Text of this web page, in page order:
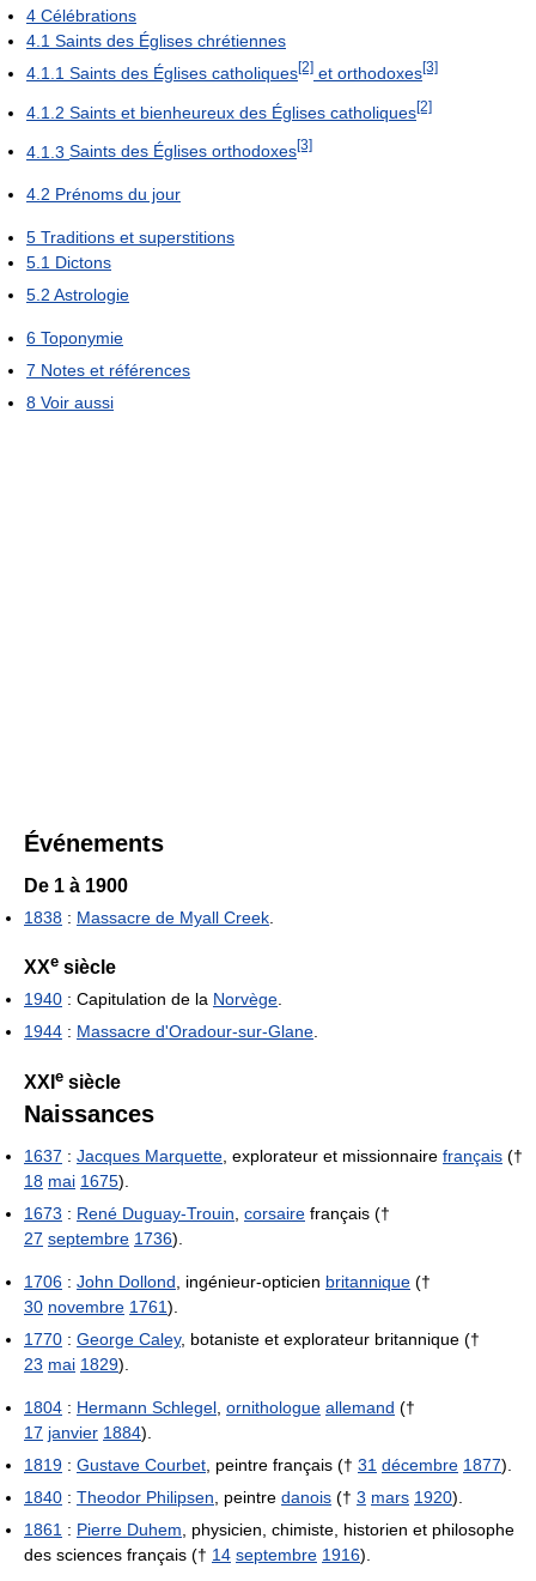
4 Célébrations
4.1 Saints des Églises chrétiennes
4.1.1 Saints des Églises catholiques[2] et orthodoxes[3]
4.1.2 Saints et bienheureux des Églises catholiques[2]
4.1.3 Saints des Églises orthodoxes[3]
4.2 Prénoms du jour
5 Traditions et superstitions
5.1 Dictons
5.2 Astrologie
6 Toponymie
7 Notes et références
8 Voir aussi
Événements
De 1 à 1900
1838 : Massacre de Myall Creek
XXe siècle
1940 : Capitulation de la Norvège.
1944 : Massacre d'Oradour-sur-Glane.
XXI e siècle
Naissances
1637 : Jacques Marquette , explorateur et missionnaire français (†
18 mai 1675).
1673 : René Duguay-Trouin corsaire français (†
27 septembre 1736).
1706 : John Dollond , ingénieur-opticien britannique (†
30 novembre 1761).
1770 : George Caley, botaniste et explorateur britannique (†
23 mai 1829).
1804 : Hermann Schlegel ornithologue allemand (†
17 janvier 1884).
1819 : Gustave Courbet , peintre français († 31 décembre 1877).
1840 : Theodor Philipsen , peintre danois († 3 mars 1920).
1861 : Pierre Duhem , physicien, chimiste, historien et philosophe
des sciences français († 14 septembre 1916).